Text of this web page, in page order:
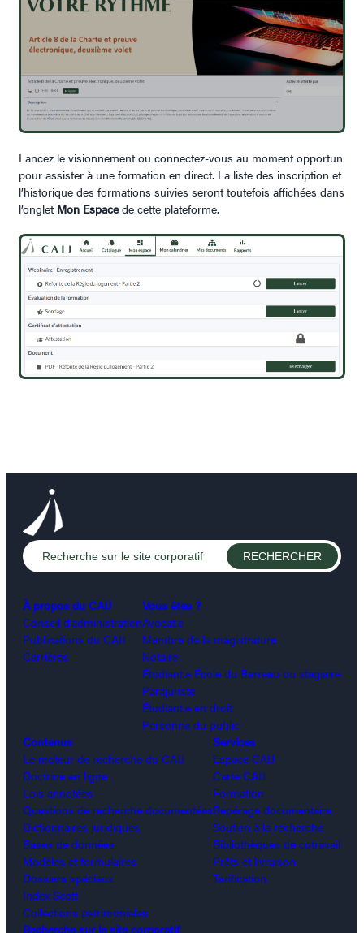
Lancez le visionnement ou connectez-vous au moment opportun
pour assister à une formation en direct. La liste des inscription et
l’historique des formations suivies seront toutefois affichées dans
l’onglet Mon Espacede cette plateforme.
À propos du CAIJ
Conseil d’administration
Publications du CAIJ
Carrières
Vous êtes ?
Avocat.e
Membre de la magistrature
Notaire
Étudiant.e École du Barreau ou stagiaire
Parajuriste
Étudiant.e en droit
Personne du public
Contenus
Le moteur de recherche du CAIJ
Doctrine en ligne
Lois annotées
Questions de recherche documentées
Dictionnaires juridiques
Bases de données
Modèles et formulaires
Dossiers spéciaux
Index Scott
Collections patrimoniales
Services
Espace CAIJ
Carte CAIJ
Formation
Repérage documentaire
Soutien à la recherche
Bibliothèques de cotravail
Prêts et livraison
Tarification
Recherche sur le site corporatif